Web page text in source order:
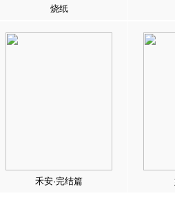
烧纸
禾安·完结篇